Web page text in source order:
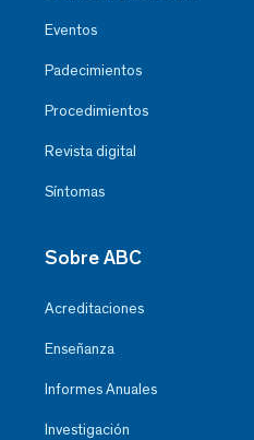
Eventos
Padecimientos
Procedimientos
Revista digital
Síntomas
Sobre ABC
Acreditaciones
Enseñanza
Informes Anuales
Investigación